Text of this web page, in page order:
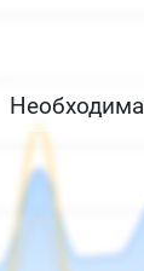
Необходима